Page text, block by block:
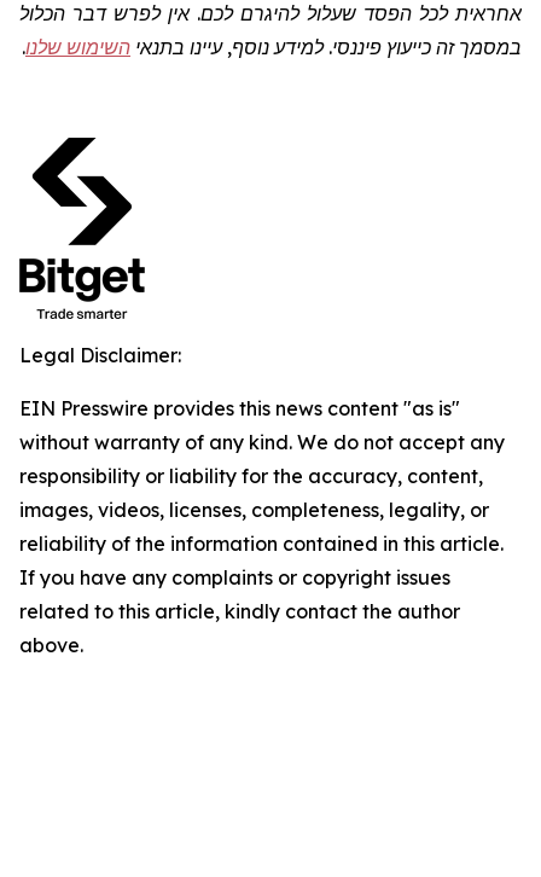
אחראית לכל הפסד שעלול להיגרם לכם. אין לפרש דבר הכלול
במסמך זה כייעוץ פיננסי. למידע נוסף, עיינו בתנאי השימוש שלנו.
Legal Disclaimer:
EIN Presswire provides this news content "as is"
without warranty of any kind. We do not accept any
responsibility or liability for the accuracy, content,
images, videos, licenses, completeness, legality, or
reliability of the information contained in this article.
If you have any complaints or copyright issues
related to this article, kindly contact the author
above.